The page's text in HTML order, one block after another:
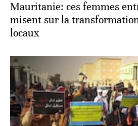
Mauritanie: ces femmes
misent sur la
locaux